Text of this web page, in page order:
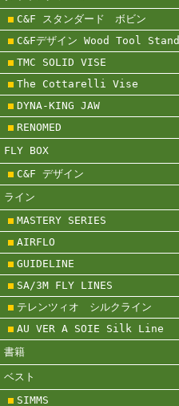
C&F スタンダード ボビン
C&Fデザイン Wood Tool Stand
TMC SOLID VISE
The Cottarelli Vise
DYNA-KING JAW
RENOMED
FLY BOX
C&F デザイン
ライン
MASTERY SERIES
AIRFLO
GUIDELINE
SA/3M FLY LINES
テレンツィオ シルクライン
AU VER A SOIE Silk Line
書籍
ベスト
SIMMS